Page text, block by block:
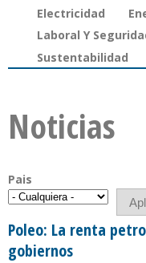
Electricidad
Laboral Y
Sustentabilidad
Noticias
Pais
Poleo: La renta
gobiernos